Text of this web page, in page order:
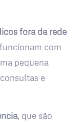
fora da rede
com
pequena
e
, que são